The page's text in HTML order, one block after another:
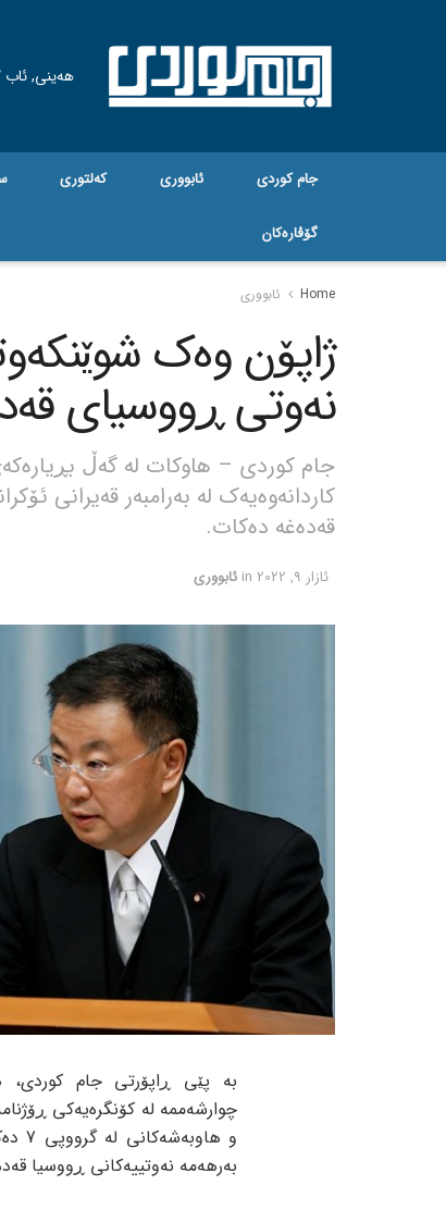
هه‌ینی, ئاب 7, 2026
جام کوردی ئابووری کەلتوری
گۆڤاره‌کان
Home ئابووری
ژاپۆن وەک
نەوتی ڕووسیای
جام کوردی – هاوکات لە گەڵ
کاردانەوەیەک لە بەرامبەر قەیرانی
قەدەغە دەکات.
ئازار 9, 2022 in ئابووری
بە پێی ڕاپۆرتی جام کوردی،
چوارشەممە لە کۆنگرەیەکی
و
بەرهەمە نەوتییەکانی ڕووسیا